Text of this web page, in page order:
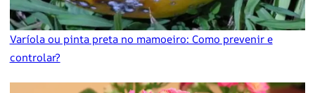
Varíola ou pinta preta no mamoeiro: Como prevenir e
controlar?